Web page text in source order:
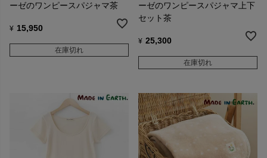
ーゼのワンピースパジャマ茶
¥ 15,950
在庫切れ
ーゼのワンピースパジャマ上下
セット茶
¥ 25,300
在庫切れ